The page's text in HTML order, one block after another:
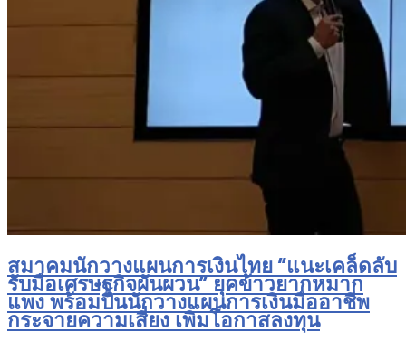
สมาคมนักวางแผนการเงินไทย “แนะเคล็ดลับ
รับมือเศรษฐกิจผันผวน” ยุคข้าวยากหมาก
แพง พร้อมปั้นนักวางแผนการเงินมืออาชีพ
กระจายความเสี่ยง เพิ่มโอกาสลงทุน